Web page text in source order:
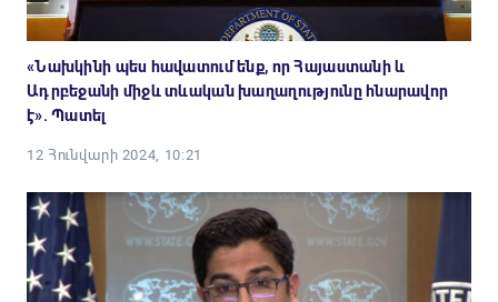
«Նախկինի պես հավատում ենք, որ Հայաստանի և
Ադրբեջանի միջև տևական խաղաղությունը հնարավոր
է». Պատել
12 Հունվարի 2024, 10:21